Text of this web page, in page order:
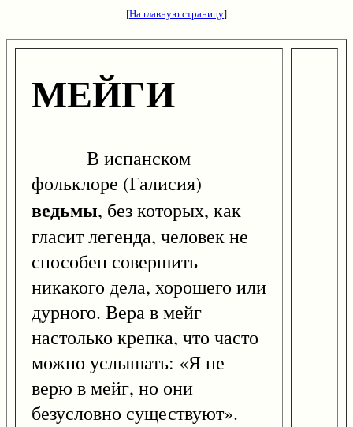
[На главную страницу]
МЕЙГИ
В испанском
фольклоре (Галисия)
ведьмы, без которых, как
гласит легенда, человек не
способен совершить
никакого дела, хорошего или
дурного. Вера в мейг
настолько крепка, что часто
можно услышать: «Я не
верю в мейг, но они
безусловно существуют».